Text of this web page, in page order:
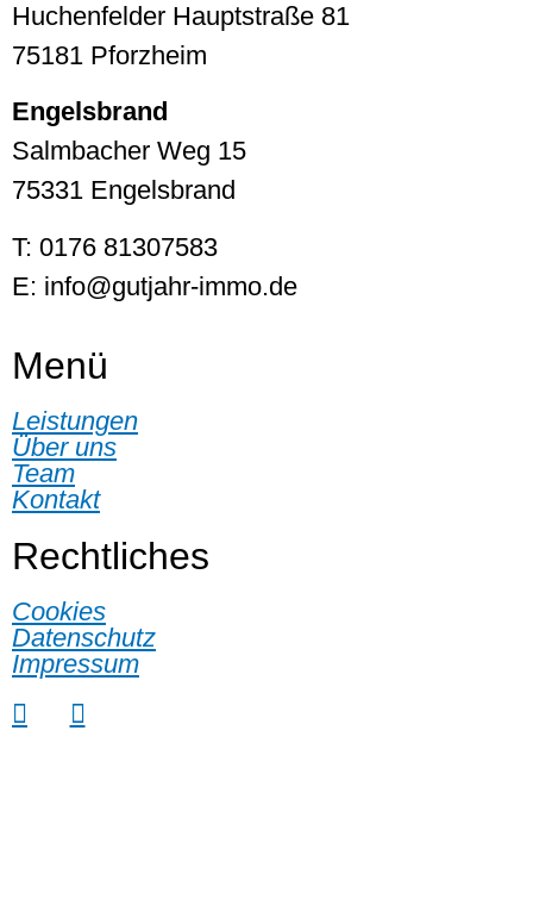
Huchenfelder Hauptstraße 81
75181 Pforzheim
Engelsbrand
Salmbacher Weg 15
75331 Engelsbrand
T: 0176 81307583
E: info@gutjahr-immo.de
Menü
Leistungen
Über uns
Team
Kontakt
Rechtliches
Cookies
Datenschutz
Impressum